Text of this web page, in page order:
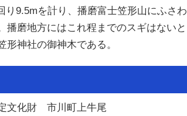
り9.5mを計り、播磨富士笠形山にふさわ
播磨地方にはこれ程までのスギはないと
形神社の御神木である。
文化財 市川町上牛尾